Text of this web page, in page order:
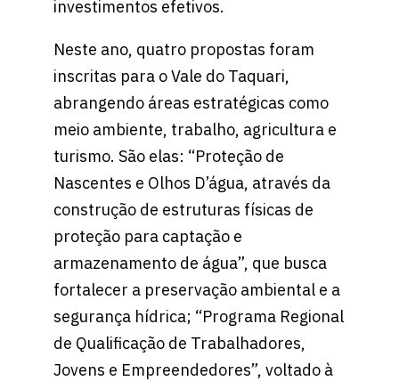
investimentos efetivos.
Neste ano, quatro propostas foram
inscritas para o Vale do Taquari,
abrangendo áreas estratégicas como
meio ambiente, trabalho, agricultura e
turismo. São elas: “Proteção de
Nascentes e Olhos D’água, através da
construção de estruturas físicas de
proteção para captação e
armazenamento de água”, que busca
fortalecer a preservação ambiental e a
segurança hídrica; “Programa Regional
de Qualificação de Trabalhadores,
Jovens e Empreendedores”, voltado à